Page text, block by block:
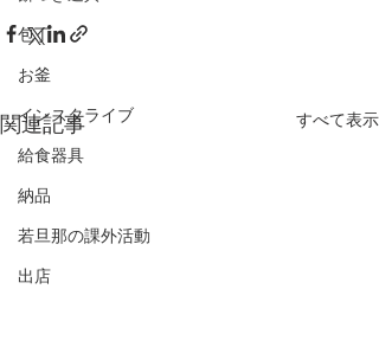
包丁
お釜
インスタライブ
給食器具
納品
若旦那の課外活動
出店
関連記事 すべて表示